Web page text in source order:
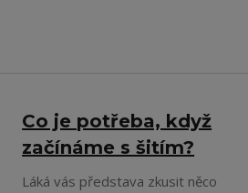
Co je potřeba, když
začínáme s šitím?
Láká vás představa zkusit něco